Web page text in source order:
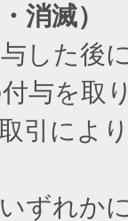
消滅）
した後
与を取
引によ
ずれか